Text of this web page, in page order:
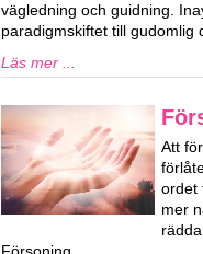
vägledning och guidning.
paradigmskiftet till gudomlig
Läs mer ...
Att
ordet
mer